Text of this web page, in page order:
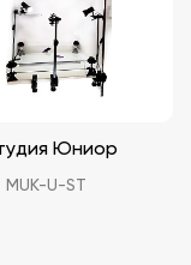
Юниор
MUK-U-ST